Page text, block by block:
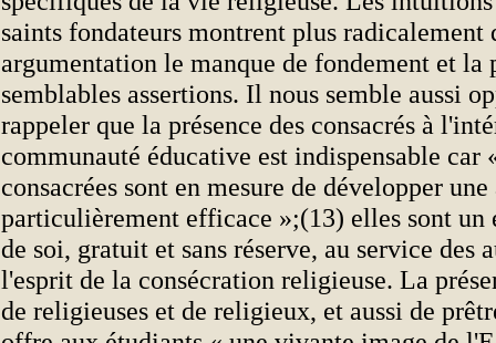
saints fondateurs montrent plus radicalement
argumentation le manque de fondement et la
semblables assertions. Il nous semble aussi
rappeler que la présence des consacrés à
communauté éducative est indispensable car
consacrées sont en mesure de développer
particulièrement efficace »;(13) elles sont un
de soi, gratuit et sans réserve, au service des
l'esprit de la consécration religieuse. La
de religieuses et de religieux, et aussi de